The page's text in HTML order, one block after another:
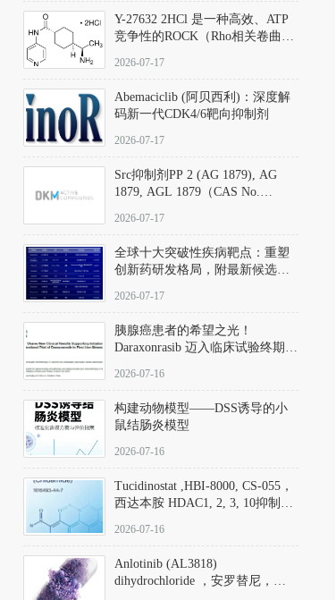
Y-27632 2HCl 是一种高效、ATP
竞争性的ROCK（Rho相关卷曲螺
同等抑制ROCK1与ROCK2；其通
过精准嵌入激酶的ATP结合位点
发挥抑制作用，对ROCK1和
ROCK2的解离常数（Ki）分别为
140 nM和300 nM；在众多丝氨酸/
中，其靶向ROCK的选择性超过
200倍，凸显出优异的分子特异
2026-07-17
Abemaciclib (阿贝西利)：深度解
码新一代CDK4/6靶向抑制剂
2026-07-17
Src抑制剂PP 2 (AG 1879), AG
1879, AGL 1879（CAS No.
应用指南
2026-07-17
全球十大突破性疾病靶点：重塑
创新药研发格局，附最新候选分
2026-07-17
胰腺癌患者的希望之光！
Daraxonrasib 迈入临床试验终期阶
2026-07-16
构建动物模型——DSS诱导的小
鼠结肠炎模型
2026-07-16
Tucidinostat ,HBI-8000, CS-055，
西达本胺 HDAC1, 2, 3, 10抑制剂
D808567) - DKM活性分子
2026-07-16
Anlotinib (AL3818)
dihydrochloride ，安罗替尼，